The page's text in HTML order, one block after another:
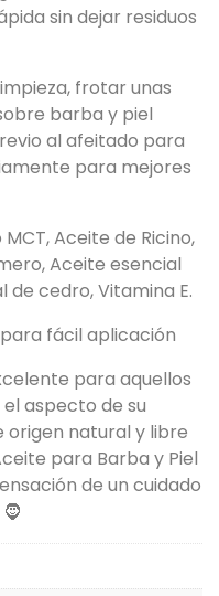
sin dejar residuos
frotar unas
barba y piel
al afeitado para
para mejores
Aceite de Ricino,
Aceite esencial
cedro, Vitamina E.
fácil aplicación
para aquellos
aspecto de su
natural y libre
para Barba y Piel
de un cuidado